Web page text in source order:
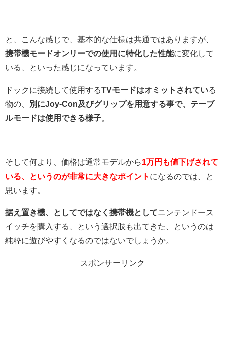
と、こんな感じで、基本的な仕様は共通ではありますが、
携帯機モードオンリーでの使用に特化した性能に変化して
いる、といった感じになっています。
ドックに接続して使用するTVモードはオミットされている
物の、
別にJoy-Con及びグリップを用意する事で、テーブ
ルモードは使用できる様子。
そして何より、価格は通常モデルから1万円も値下げされて
いる、というのが非常に大きなポイント になるのでは、と
思います。
据え置き機、としてではなく携帯機としてニンテンドース
イッチを購入する、という選択肢も出てきた、というのは
純粋に遊びやすくなるのではないでしょうか。
スポンサーリンク